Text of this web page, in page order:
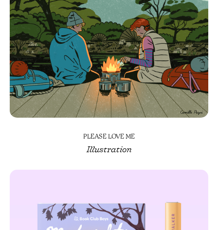
PLEASE LOVE ME
Illustration